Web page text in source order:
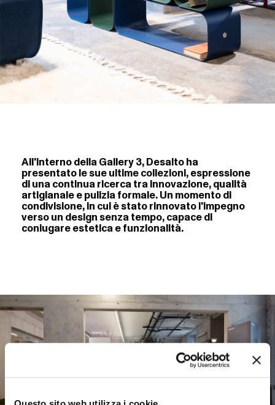
All'interno della Gallery 3, Desalto ha
presentato le sue ultime collezioni, espressione
di una continua ricerca tra innovazione, qualità
artigianale e pulizia formale. Un momento di
condivisione, in cui è stato rinnovato l'impegno
verso un design senza tempo, capace di
coniugare estetica e funzionalità.